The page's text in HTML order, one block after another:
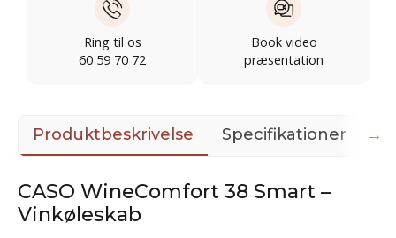
Ring til os
60 59 70 72
Book video
præsentation
Produktbeskrivelse Specifikationer
CASO WineComfort 38 Smart –
Vinkøleskab
→